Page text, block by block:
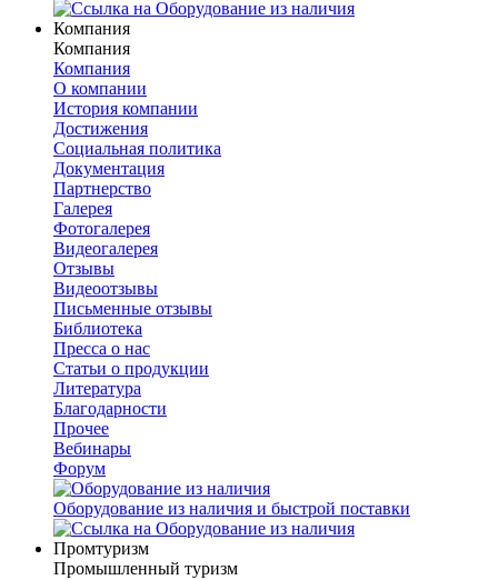
Компания
Компания
Компания
О компании
История компании
Достижения
Социальная политика
Документация
Партнерство
Галерея
Фотогалерея
Видеогалерея
Отзывы
Видеоотзывы
Письменные отзывы
Библиотека
Пресса о нас
Статьи о продукции
Литература
Благодарности
Прочее
Вебинары
Форум
Оборудование из наличия и быстрой поставки
Промтуризм
Промышленный туризм